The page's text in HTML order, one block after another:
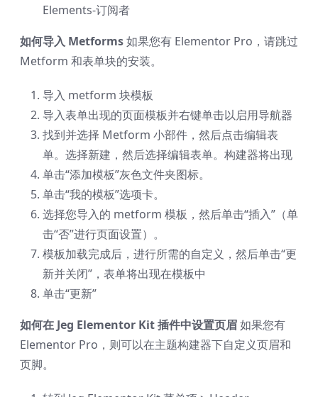
Elements-订阅者
如何导入 Metforms如果您有 Elementor Pro，请跳过
Metform 和表单块的安装。
导入 metform 块模板
导入表单出现的页面模板并右键单击以启用导航器
找到并选择 Metform 小部件，然后点击编辑表
单。选择新建，然后选择编辑表单。构建器将出现
单击“添加模板”灰色文件夹图标。
单击“我的模板”选项卡。
选择您导入的 metform 模板，然后单击“插入”（单
击“否”进行页面设置）。
模板加载完成后，进行所需的自定义，然后单击“更
新并关闭”，表单将出现在模板中
单击“更新”
如何在 Jeg Elementor Kit 插件中设置页眉如果您有
Elementor Pro，则可以在主题构建器下自定义页眉和
页脚。